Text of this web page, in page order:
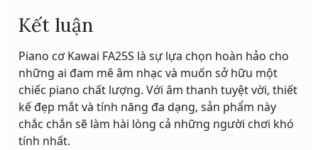
Kết luận
Piano cơ Kawai FA25S là sự lựa chọn hoàn hảo cho
những ai đam mê âm nhạc và muốn sở hữu một
chiếc piano chất lượng. Với âm thanh tuyệt vời, thiết
kế đẹp mắt và tính năng đa dạng, sản phẩm này
chắc chắn sẽ làm hài lòng cả những người chơi khó
tính nhất.